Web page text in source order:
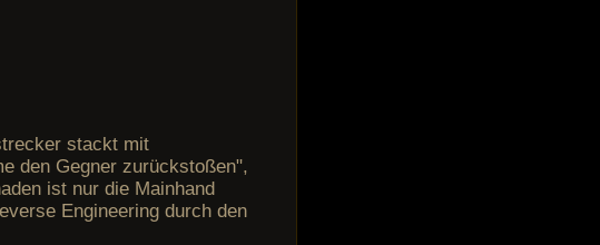
stackt mit
den Gegner zurückstoßen",
ist nur die Mainhand
Engineering durch den